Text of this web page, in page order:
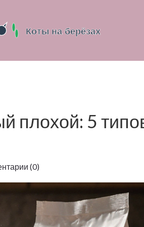
плохой: 5
(0)